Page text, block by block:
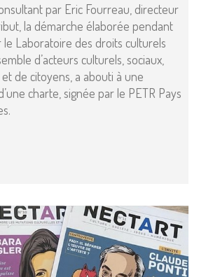
par Eric Fourreau, directeur
la démarche élaborée pendant
le Laboratoire des droits culturels
d’acteurs culturels, sociaux,
de citoyens, a abouti à une
charte, signée par le PETR Pays